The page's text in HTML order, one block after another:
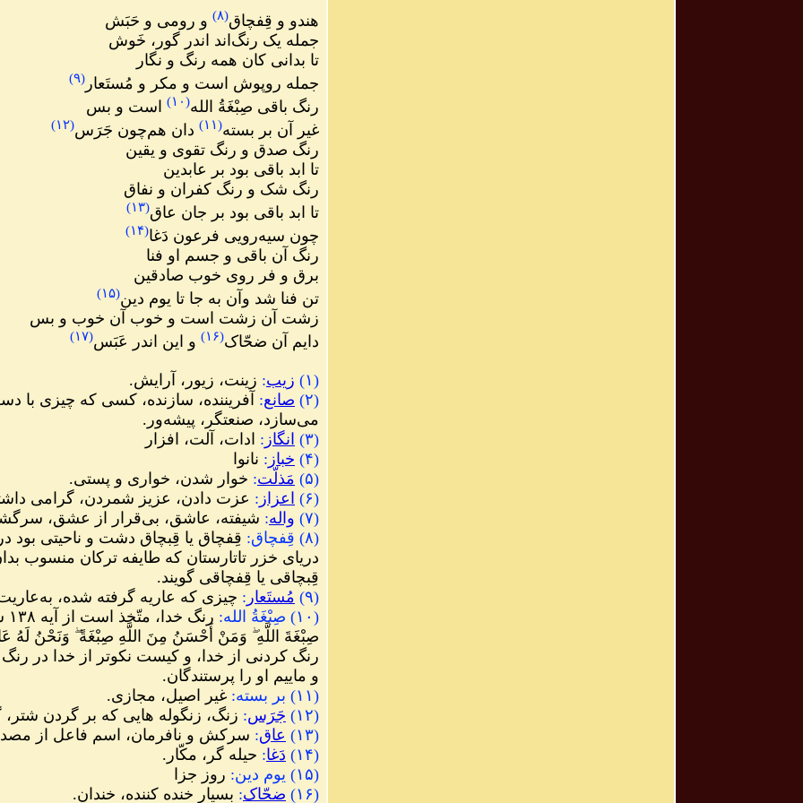
هندو و قِفچاق(۸) و رومی و حَبَش
جمله یک رنگ‌اند اندر گور، خَوش
تا بدانی کان همه رنگ و نگار
جمله روپوش است و مکر و مُستَعار (۹)
رنگ باقی صِبْغَةُ الله(۱۰) است و بس
غیر آن بر بسته(۱۱) دان هم‌چون جَرَس(۱۲)
رنگ صدق و رنگ تقوی و یقین
تا ابد باقی بود بر عابدین
رنگ شک و رنگ کفران و نفاق
تا ابد باقی بود بر جان عاق(۱۳)
چون سیه‌رویی فرعون دَغا(۱۴)
رنگ آن باقی و جسم او فنا
برق و فر روی خوب صادقین
تن فنا شد وآن به جا تا یوم دین(۱۵)
زشت آن زشت است و خوب آن خوب و بس
دایم آن ضحّاک(۱۶) و این اندر عَبَس(۱۷)
(۱) زیب: زینت، زیور، آرایش.
(۲)
صانع: آفریننده، سازنده، کسی که چیزی با
میسازد، صنعتگر، پیشهور.
(۳ ) انگاز : ادات، آلت، افزار
(۴)
خباز : نانوا
(۵ ) مَذلّت: خوار شدن، خواری و پستی.
(۶ ) اعزاز : عزت دادن، عزیز شمردن، گرامی
(۷ ) واله: شیفته، عاشق، بیقرار از عشق،
(۸ ) قِفچاق: قِفچاق یا قِبچاق دشت و ناحیتی بود
دریای خزر تاتارستان که طایفه ترکان منسوب
قِبچاقی یا قِفچاقی گویند.
(۹ ) مُستَعار : چیزی که عاریه گرفته شده، به
(۱۰
) صِبْغَةُ الله: رنگ خدا، متّخذ است از آیه ۱۳۸ سوره بقره:
صِبْغَةَ اللَّهِ ۖ وَمَنْ أَحْسَنُ مِنَ اللَّهِ صِبْغَةً ۖ وَنَحْنُ لَهُ
رنگ کردنی از خدا، و کیست نکوتر از خدا در
و ماییم او را پرستندگان.
(۱۱
) بر بسته: غیر اصیل، مجازی.
(۱۲) جَرَس: زنگ، زنگوله هایی که بر گردن شتر،
(۱۳) عاق: سرکش و نافرمان، اسم فاعل از
(۱۴) دَغا: حیله گر، مکّار.
(۱۵) یوم دین:
روز جزا
(۱۶) ضحّاک: بسیار خنده کننده، خندان.